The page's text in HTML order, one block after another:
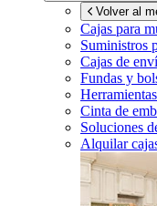
Volver al
Cajas para
Suministros
Cajas de
Fundas y
Cinta de
Soluciones
Alquilar